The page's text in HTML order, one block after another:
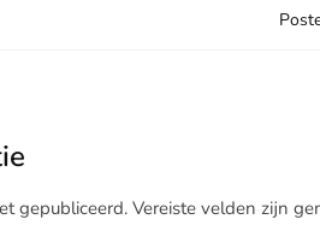
gepubliceerd. Vereiste velden zijn